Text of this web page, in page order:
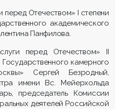
перед Отечеством» I степени
академического
Панфилова.
перед Отечеством» II
камерного
Сергей Безродный,
имени Вс. Мейерхольда
председатель Комиссии
деятелей Российской